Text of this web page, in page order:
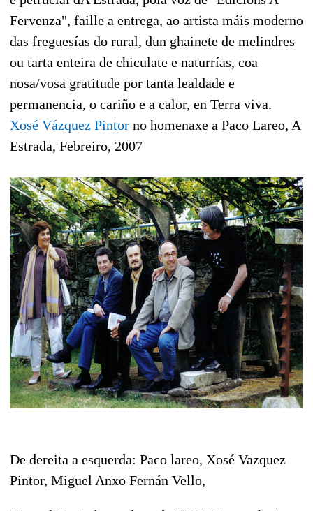
Fervenza", faille a entrega, ao artista máis moderno
das freguesías do rural, dun ghainete de melindres
ou tarta enteira de chiculate e naturrías, coa
nosa/vosa gratitude por tanta lealdade e
permanencia, o cariño e a calor, en Terra viva.
Xosé Vázquez Pintor no homenaxe a Paco Lareo, A
Estrada, Febreiro, 2007
De dereita a esquerda: Paco lareo, Xosé Vazquez
Pintor, Miguel Anxo Fernán Vello,